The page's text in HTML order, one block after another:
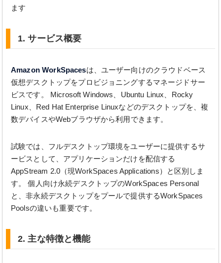
ます
1. サービス概要
Amazon WorkSpacesは、ユーザー向けのクラウドベース
仮想デスクトップをプロビジョニングするマネージドサー
ビスです。 Microsoft Windows、Ubuntu Linux、Rocky
Linux、Red Hat Enterprise Linuxなどのデスクトップを、複
数デバイスやWebブラウザから利用できます。
試験では、フルデスクトップ環境をユーザーに提供するサ
ービスとして、アプリケーションだけを配信する
AppStream 2.0（現WorkSpaces Applications）と区別しま
す。 個人向け永続デスクトップのWorkSpaces Personal
と、非永続デスクトップをプールで提供するWorkSpaces
Poolsの違いも重要です。
2. 主な特徴と機能